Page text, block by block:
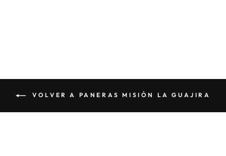
VOLVER A PANERAS MISIÓN LA GUAJIRA